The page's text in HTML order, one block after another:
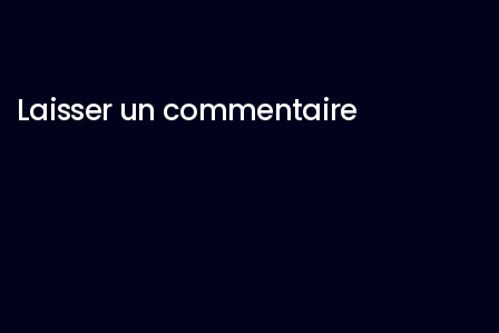
Laisser un commentaire